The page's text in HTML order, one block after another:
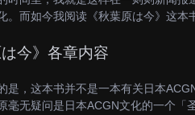
。而如今我阅读《秋葉原は今》这本
は今》各章内容
是，这本书并不是一本有关日本
毫无疑问是日本ACGN文化的一个「